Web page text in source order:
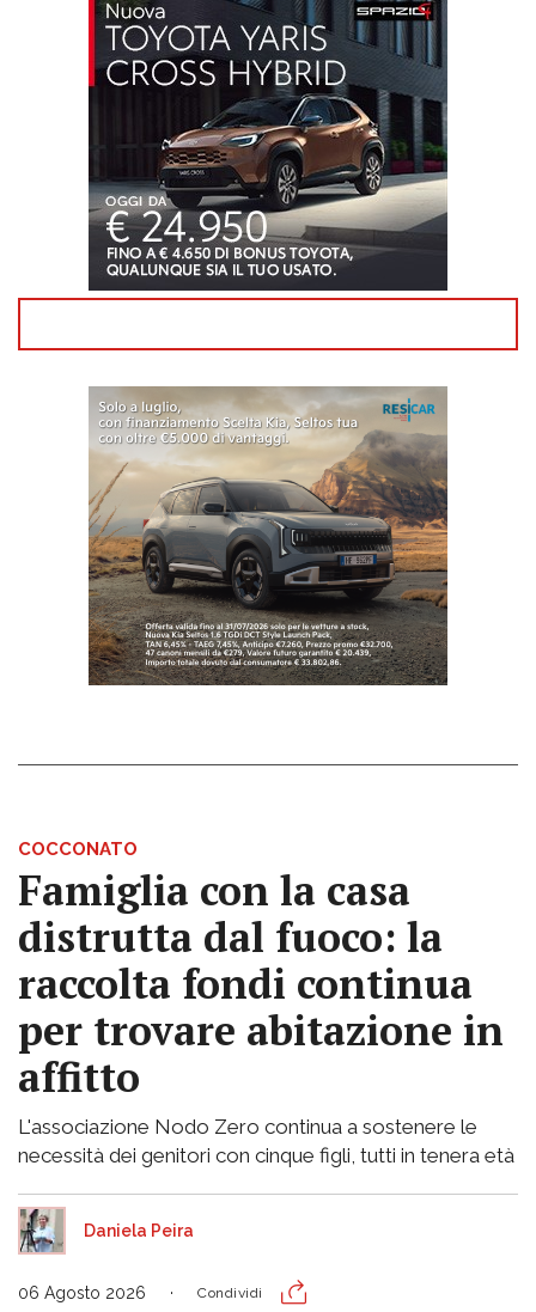
COCCONATO
Famiglia con la casa
distrutta dal fuoco: la
raccolta fondi continua
per trovare abitazione in
affitto
L'associazione Nodo Zero continua a sostenere le
necessità dei genitori con cinque figli, tutti in tenera età
Daniela Peira
06 Agosto 2026 Condividi